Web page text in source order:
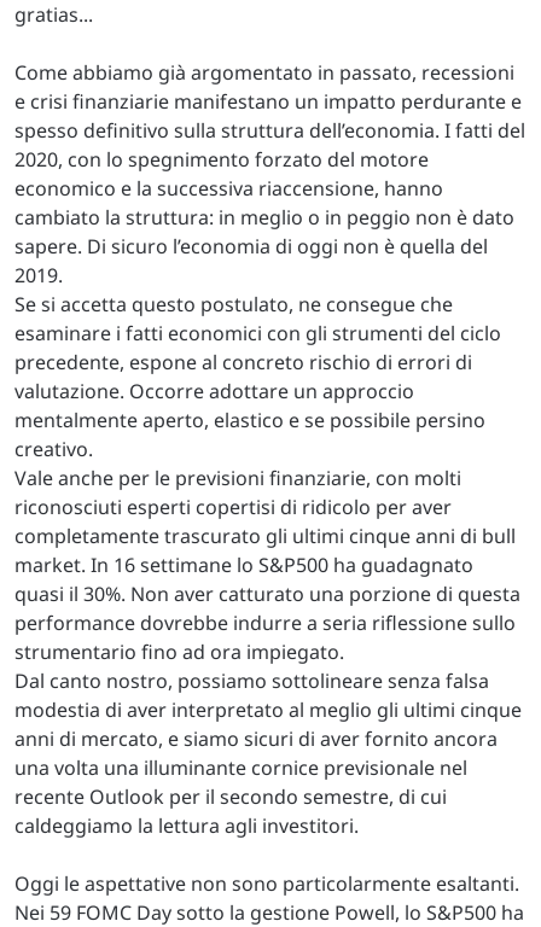
gratias...
Come abbiamo già argomentato in passato, recessioni
e crisi finanziarie manifestano un impatto perdurante e
spesso definitivo sulla struttura dell’economia. I fatti del
2020, con lo spegnimento forzato del motore
economico e la successiva riaccensione, hanno
cambiato la struttura: in meglio o in peggio non è dato
sapere. Di sicuro l’economia di oggi non è quella del
2019.
Se si accetta questo postulato, ne consegue che
esaminare i fatti economici con gli strumenti del ciclo
precedente, espone al concreto rischio di errori di
valutazione. Occorre adottare un approccio
mentalmente aperto, elastico e se possibile persino
creativo.
Vale anche per le previsioni finanziarie, con molti
riconosciuti esperti copertisi di ridicolo per aver
completamente trascurato gli ultimi cinque anni di bull
market. In 16 settimane lo S&P500 ha guadagnato
quasi il 30%. Non aver catturato una porzione di questa
performance dovrebbe indurre a seria riflessione sullo
strumentario fino ad ora impiegato.
Dal canto nostro, possiamo sottolineare senza falsa
modestia di aver interpretato al meglio gli ultimi cinque
anni di mercato, e siamo sicuri di aver fornito ancora
una volta una illuminante cornice previsionale nel
recente Outlook per il secondo semestre, di cui
caldeggiamo la lettura agli investitori.
Oggi le aspettative non sono particolarmente esaltanti.
Nei 59 FOMC Day sotto la gestione Powell, lo S&P500 ha